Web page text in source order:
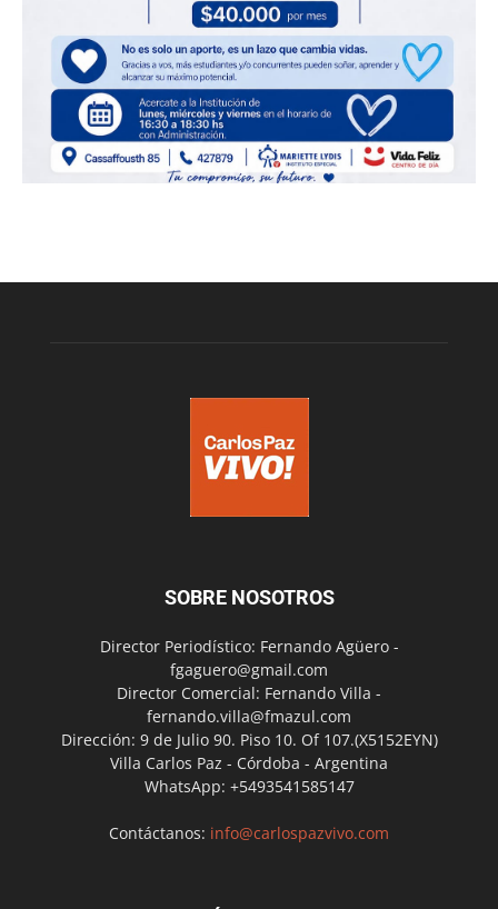
SOBRE NOSOTROS
Director Periodístico: Fernando Agüero -
fgaguero@gmail.com
Director Comercial: Fernando Villa -
fernando.villa@fmazul.com
Dirección: 9 de Julio 90. Piso 10. Of 107.(X5152EYN)
Villa Carlos Paz - Córdoba - Argentina
WhatsApp: +5493541585147
Contáctanos: info@carlospazvivo.com